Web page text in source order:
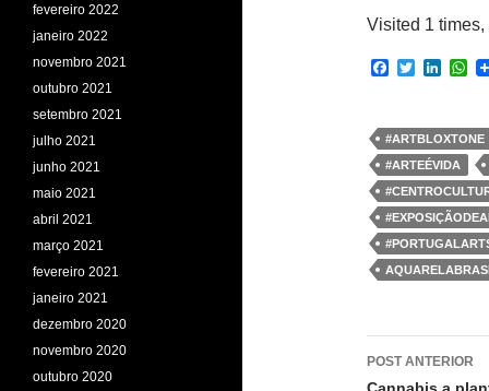
Visited 1
F
b
o
o
k
T
t
e
r
L
e
d
I
n
W
s
A
p
p
#ARTBLOXTONE
#ARTEÉVIDA
POST ANTERIOR
fevereiro 2022
janeiro 2022
novembro 2021
outubro 2021
setembro 2021
julho 2021
junho 2021
maio 2021
abril 2021
março 2021
fevereiro 2021
janeiro 2021
dezembro 2020
novembro 2020
outubro 2020